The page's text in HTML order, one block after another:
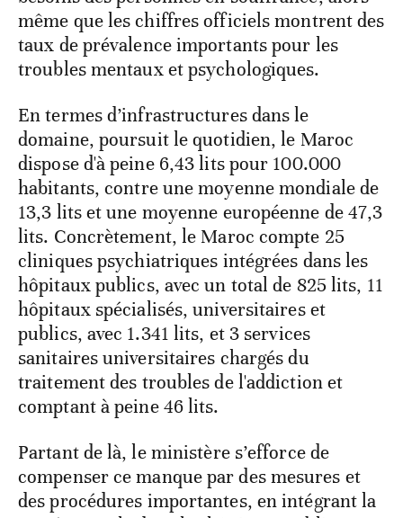
même que les chiffres officiels montrent des
taux de prévalence importants pour les
troubles mentaux et psychologiques.
En termes d’infrastructures dans le
domaine, poursuit le quotidien, le Maroc
dispose d'à peine 6,43 lits pour 100.000
habitants, contre une moyenne mondiale de
13,3 lits et une moyenne européenne de 47,3
lits. Concrètement, le Maroc compte 25
cliniques psychiatriques intégrées dans les
hôpitaux publics, avec un total de 825 lits, 11
hôpitaux spécialisés, universitaires et
publics, avec 1.341 lits, et 3 services
sanitaires universitaires chargés du
traitement des troubles de l'addiction et
comptant à peine 46 lits.
Partant de là, le ministère s’efforce de
compenser ce manque par des mesures et
des procédures importantes, en intégrant la